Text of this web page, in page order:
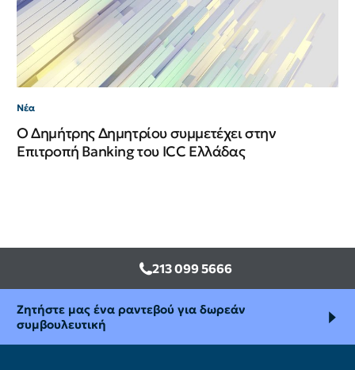
Νέα
Ο Δημήτρης Δημητρίου συμμετέχει στην
Επιτροπή Banking του ICC Ελλάδας
213 099 5666
Ζητήστε μας ένα ραντεβού για δωρεάν
συμβουλευτική